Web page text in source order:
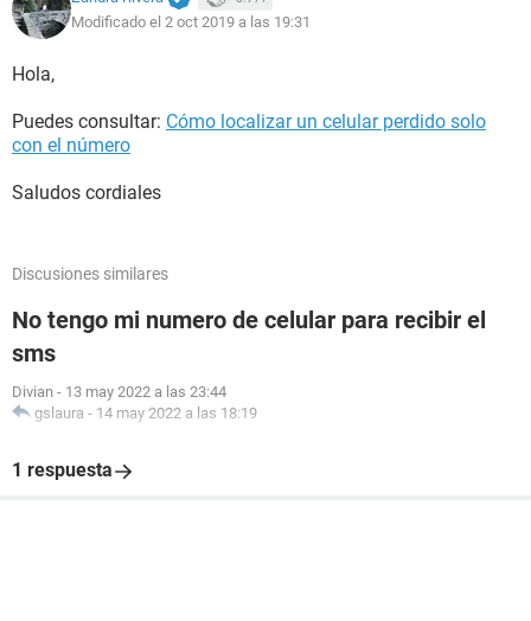
Modificado el 2 oct 2019 a las 19:31
Hola,
Puedes consultar: Cómo localizar un celular perdido solo
con el número
Saludos cordiales
Discusiones similares
No tengo mi numero de celular para recibir el
sms
Divian - 13 may 2022 a las 23:44
gslaura - 14 may 2022 a las 18:19
1 respuesta